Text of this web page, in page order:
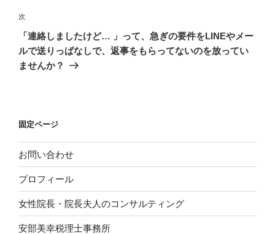
ゲ
ー
シ
ョ
次
の
投
稿
次
「連絡しましたけど… 」って、急ぎの要件をLINEやメー
ルで送りっぱなしで、返事をもらってないのを放ってい
ませんか？
固定ページ
お問い合わせ
プロフィール
女性院長・院長夫人のコンサルティング
安部美幸税理士事務所